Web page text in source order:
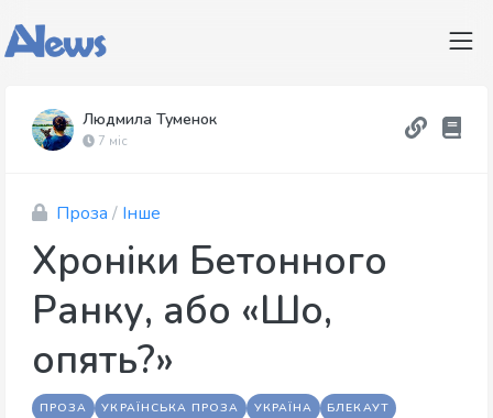
Людмила Туменок
7 міс
Проза / Інше
Хроніки Бетонного
Ранку, або «Шо,
опять?»
ПРОЗА УКРАЇНСЬКА ПРОЗА УКРАЇНА
БЛЕКАУТ